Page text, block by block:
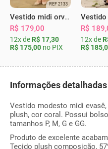
REF 2133
Vestido midi orvalho transpassado chumbo
R$ 179,00
12x de R$ 17,30
R$ 175,00 no PIX
R$
12x de
R$
Informações detalhadas
Vestido modesto midi
plush, cor coral. Possui
tamanhos P, M, G e GG.
Produto de excelente
Tecido plush composição,